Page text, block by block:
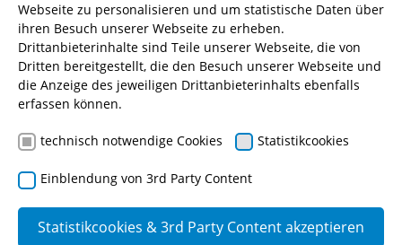
in der Kategorie "Aus- und
Weiterbildung"!
Die BVS wurde auf der LEARNTEC 2026 für
das Projekt “Digital Learning Lab - Lernen neu
denken in der öffentlichen Verwaltung” mit
dem 1. Platz des delina Awards
Previous
Webseite zu personalisieren und um statistische Daten über
ihren Besuch unserer Webseite zu erheben.
Drittanbieterinhalte sind Teile unserer Webseite, die von
Dritten bereitgestellt, die den Besuch unserer Webseite und
die Anzeige des jeweiligen Drittanbieterinhalts ebenfalls
erfassen können.
technisch notwendige Cookies Statistikcookies
Einblendung von 3rd Party Content
Statistikcookies & 3rd Party Content akzeptieren